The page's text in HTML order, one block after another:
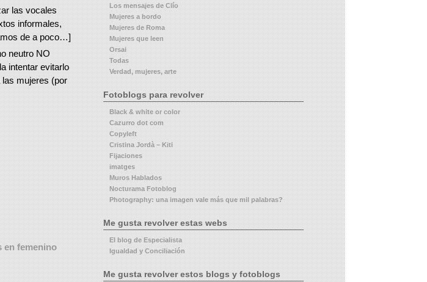
las vocales
informales,
de a poco…]
neutro NO
intentar evitarlo
mujeres (por
en femenino
Los mensajes de Clío
Mujeres a bordo
Mujeres de Roma
Mujeres que leen
Orsai
Todas
Verdad, mujeres, arte
Fotoblogs para revolver
Black & white or color
Cazurro dot com
Copyleft
Cristina Jordà – Kiti
Fijaciones
imatges
Muros Hablados
Nocturama Fotoblog
Photography: una imagen vale más que mil palabras?
Me gusta revolver estas webs
El blog de Especialista
Igualdad y Conciliación
Me gusta revolver estos blogs y fotoblogs